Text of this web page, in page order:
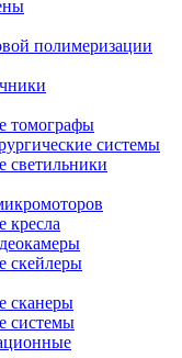
полимеризации
томографы
системы
светильники
кресла
скейлеры
сканеры
системы